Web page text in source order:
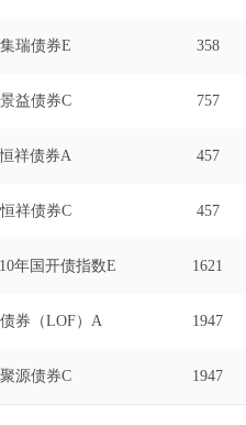
瑞债券E 358
益债券C 757
祥债券A 457
祥债券C 457
年国开债指数E 1621
券（LOF）A 1947
源债券C 1947